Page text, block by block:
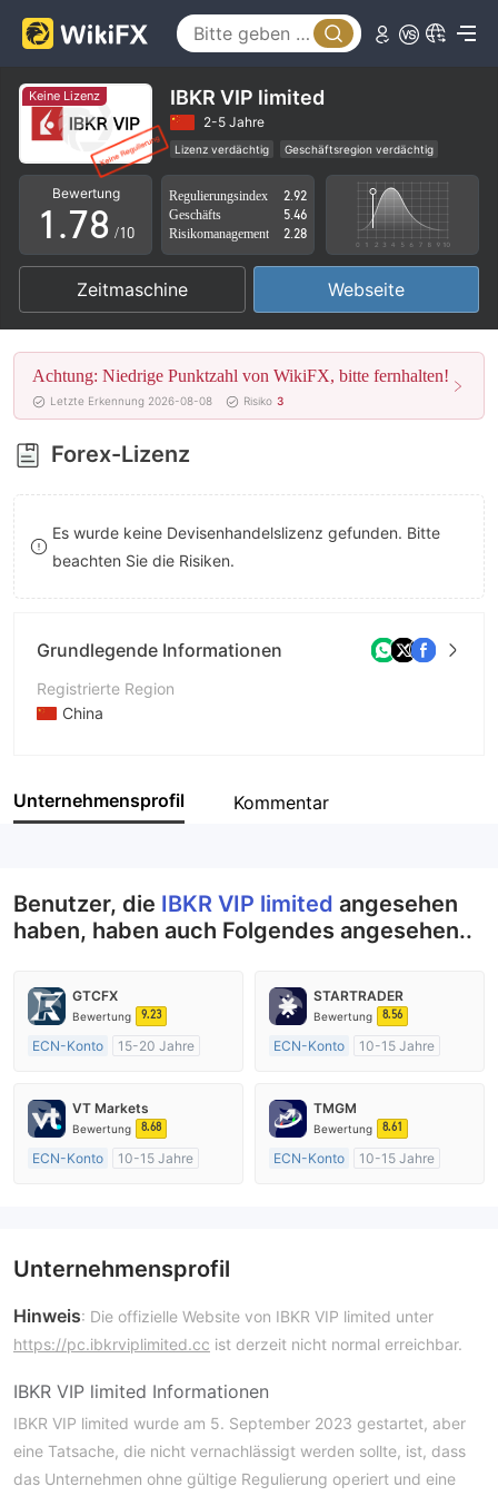
Keine Lizenz IBKR VIP limited
2-5 Jahre
Lizenz verdächtig
Geschäftsregion verdächtig
Hohes potenzielles Risiko
Bewertung
0
1
2
3
4
5
6
7
8
9
.
3
4
5
6
7
8
9
4
5
6
7
8
9
/10
Regulierungsindex
2.92
Geschäfts
5.46
Risikomanagement
2.28
Zeitmaschine Webseite
Achtung: Niedrige Punktzahl von WikiFX, bitte fernhalten!
Letzte Erkennung 2026-08-08 Risiko 3
Forex-Lizenz
Es wurde keine Devisenhandelslizenz gefunden. Bitte
beachten Sie die Risiken.
Grundlegende Informationen
Registrierte Region
China
Unternehmen
Unternehmensprofil Kommentar
Benutzer, die IBKR VIP limited angesehen
haben, haben auch Folgendes angesehen..
GTCFX
Bewertung 9.23
ECN-Konto
15-20 Jahre
Market Making (MM)
MT4-Volllizenz
STARTRADER
Bewertung 8.56
ECN-Konto
10-15 Jahre
Market Making (MM)
MT4-Volllizenz
VT Markets
Bewertung 8.68
ECN-Konto
10-15 Jahre
TMGM
Bewertung 8.61
ECN-Konto
10-15 Jahre
Unternehmensprofil
Hinweis: Die offizielle Website von IBKR VIP limited unter
https://pc.ibkrviplimited.cc ist derzeit nicht normal erreichbar.
IBKR VIP limited Informationen
IBKR VIP limited wurde am 5. September 2023 gestartet, aber
eine Tatsache, die nicht vernachlässigt werden sollte, ist, dass
das Unternehmen ohne gültige Regulierung operiert und eine